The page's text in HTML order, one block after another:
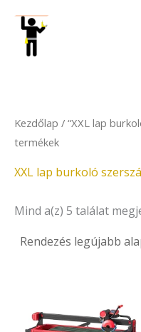
content
Kezdőlap / “XXL lap
termékek
XXL lap burkoló
Mind a(z) 5 találat